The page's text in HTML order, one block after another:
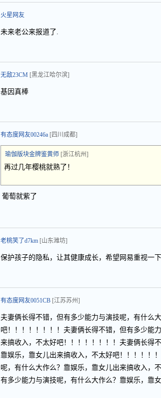
火星网友
未来老公来报道了.
无敌23CM [黑龙江哈尔滨]
基因真棒
有态度网友00246a [四川成都]
瑜伽版块金牌鉴黄师 [浙江杭州]
再过几年樱桃就熟了！
葡萄就紫了
老桃笑了d7km [山东潍坊]
保护孩子的隐私，让其健康成长，希望网易重视一下
有态度网友0051CB [江苏苏州]
夫妻俩长得不错，但有多少能力与演技呢，有什么
吧！！！！！！！！夫妻俩长得不错，但有多少能
来搞收入，不太好吧！！！！！！！！夫妻俩长得
靠娱乐，靠女儿出来搞收入，不太好吧！！！！！
呢，有什么大作么？靠娱乐，靠女儿出来搞收入，
有多少能力与演技呢，有什么大作么？靠娱乐，靠